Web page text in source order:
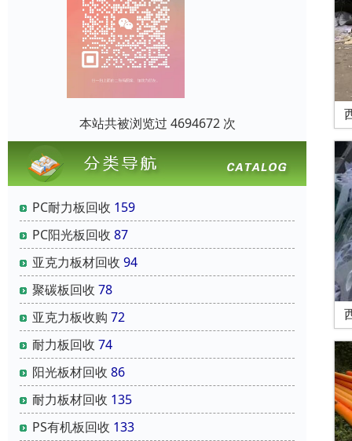
本站共被浏览过 4694672 次
PC耐力板回收 159
PC阳光板回收 87
亚克力板材回收 94
聚碳板回收 78
亚克力板收购 72
耐力板回收 74
阳光板材回收 86
耐力板材回收 135
PS有机板回收 133